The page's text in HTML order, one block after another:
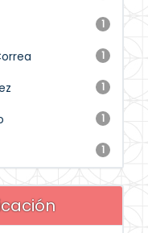
1
1
1
1
1